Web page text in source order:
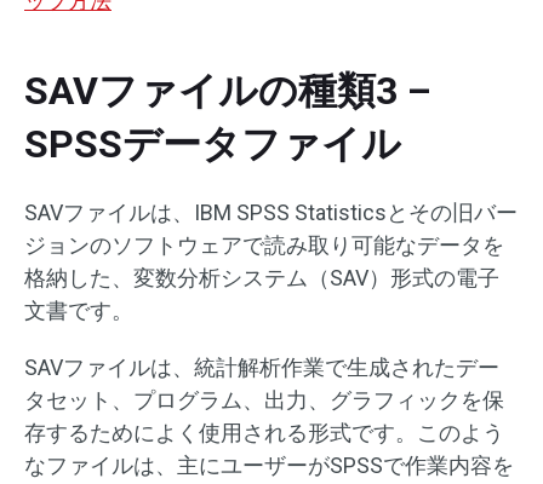
SAVファイルの種類3 –
SPSSデータファイル
SAVファイルは、IBM SPSS Statisticsとその旧バー
ジョンのソフトウェアで読み取り可能なデータを
格納した、変数分析システム（SAV）形式の電子
文書です。
SAVファイルは、統計解析作業で生成されたデー
タセット、プログラム、出力、グラフィックを保
存するためによく使用される形式です。このよう
なファイルは、主にユーザーがSPSSで作業内容を